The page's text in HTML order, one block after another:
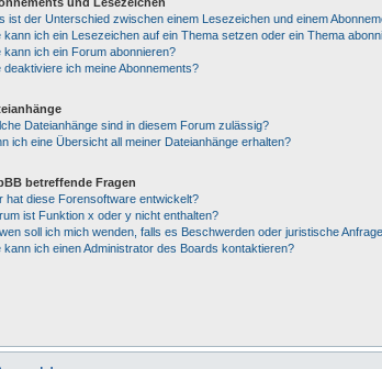
ist der Unterschied zwischen einem Lesezeichen und einem
kann ich ein Lesezeichen auf ein Thema setzen oder ein Thema
kann ich ein Forum abonnieren?
deaktiviere ich meine Abonnements?
Dateianhänge sind in diesem Forum zulässig?
ich eine Übersicht all meiner Dateianhänge erhalten?
betreffende Fragen
hat diese Forensoftware entwickelt?
ist Funktion x oder y nicht enthalten?
soll ich mich wenden, falls es Beschwerden oder juristische
kann ich einen Administrator des Boards kontaktieren?